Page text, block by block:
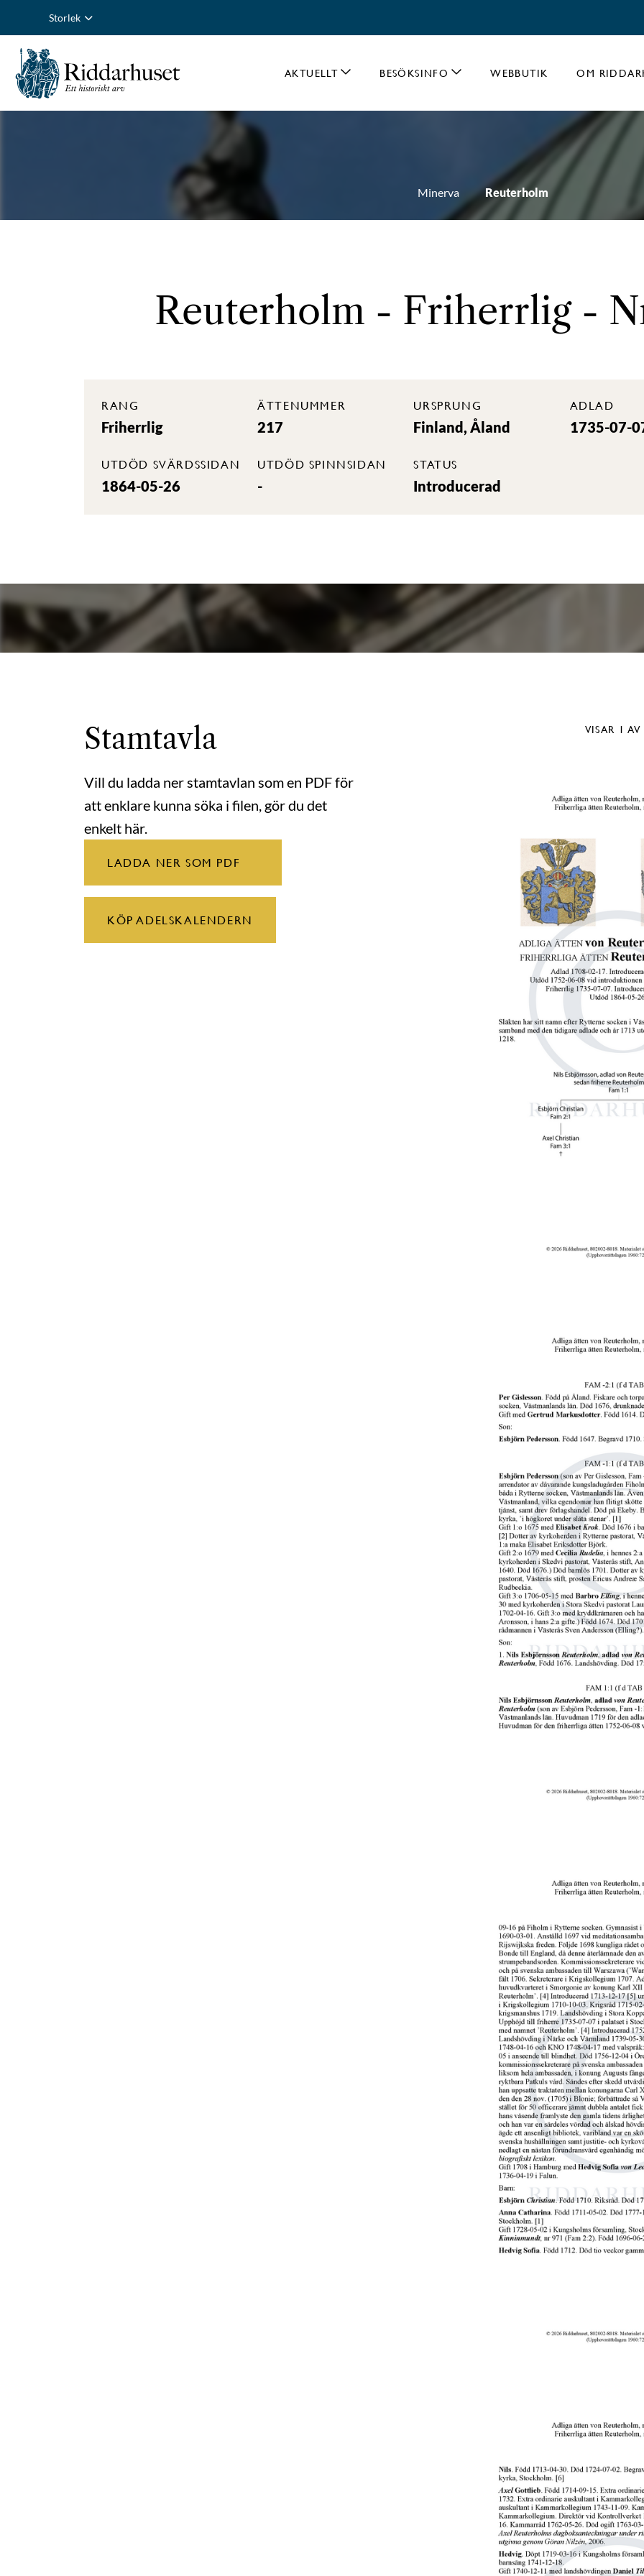
Storlek
AKTUELLT BESÖKSINFO WEBBUTIK OM
Minerva Reuterholm
Reuterholm - Friherrlig -
RANG
Friherrlig
ÄTTENUMMER
217
URSPRUNG
Finland, Åland
ADLAD
1735-07-
UTDÖD SVÄRDSSIDAN
1864-05-26
UTDÖD SPINNSIDAN
-
STATUS
Introducerad
Stamtavla
Vill du ladda ner stamtavlan som en PDF för
att enklare kunna söka i filen, gör du det
enkelt här.
LADDA NER SOM PDF
KÖP ADELSKALENDERN
VISAR 1